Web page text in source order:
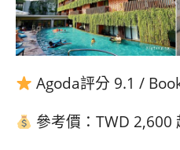
Agoda評分 9.1 /
參考價：TWD 2,600